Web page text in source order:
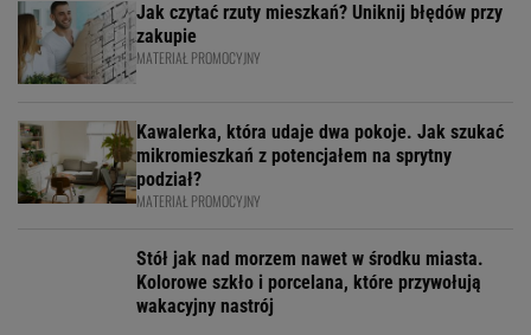
Jak czytać rzuty mieszkań? Uniknij błędów przy
zakupie
MATERIAŁ PROMOCYJNY
Kawalerka, która udaje dwa pokoje. Jak szukać
mikromieszkań z potencjałem na sprytny
podział?
MATERIAŁ PROMOCYJNY
Stół jak nad morzem nawet w środku miasta.
Kolorowe szkło i porcelana, które przywołują
wakacyjny nastrój